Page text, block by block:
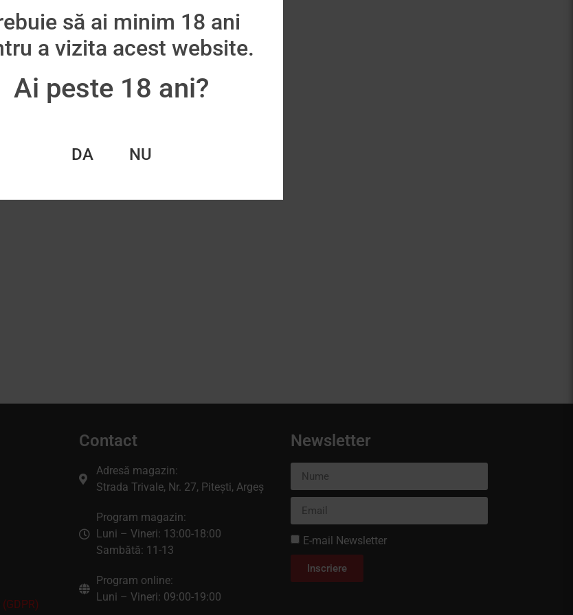
Contact
Adresă magazin:
Strada Trivale, Nr. 27, Pitești, Argeș
Program magazin:
Luni – Vineri: 13:00-18:00
Sambătă: 11-13
Program online:
Luni – Vineri: 09:00-19:00
Newsletter
E-mail Newsletter
Inscriere
să ai minim 18 ani
a vizita acest website.
Ai peste 18 ani?
DA NU